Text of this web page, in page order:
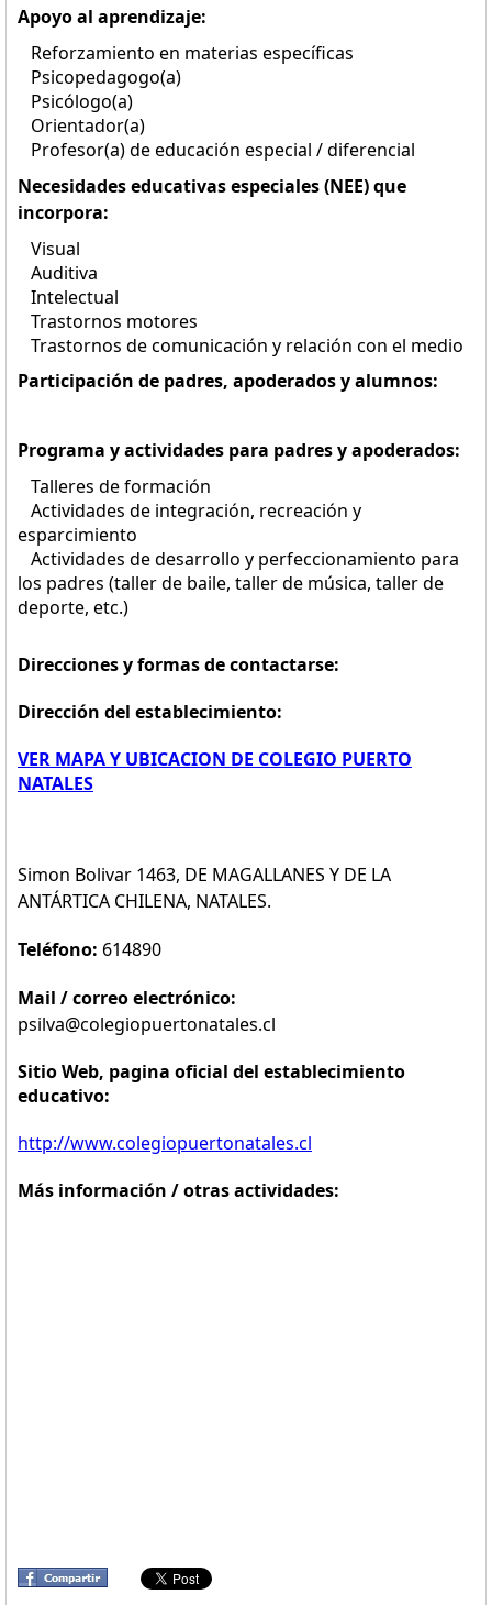
Apoyo al aprendizaje:
Reforzamiento en materias específicas
Psicopedagogo(a)
Psicólogo(a)
Orientador(a)
Profesor(a) de educación especial / diferencial
Necesidades educativas especiales (NEE) que
incorpora:
Visual
Auditiva
Intelectual
Trastornos motores
Trastornos de comunicación y relación con el medio
Participación de padres, apoderados y alumnos:
Programa y actividades para padres y apoderados:
Talleres de formación
Actividades de integración, recreación y
esparcimiento
Actividades de desarrollo y perfeccionamiento para
los padres (taller de baile, taller de música, taller de
deporte, etc.)
Direcciones y formas de contactarse:
Dirección del establecimiento:
VER MAPA Y UBICACION DE COLEGIO PUERTO
NATALES
Simon Bolivar 1463, DE MAGALLANES Y DE LA
ANTÁRTICA CHILENA, NATALES.
Teléfono: 614890
Mail / correo electrónico:
psilva@colegiopuertonatales.cl
Sitio Web, pagina oficial del establecimiento
educativo:
http://www.colegiopuertonatales.cl
Más información / otras actividades: